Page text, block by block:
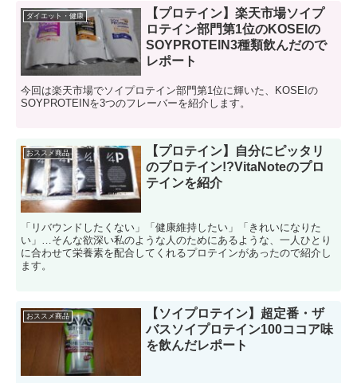
ダイエット・健康
【プロテイン】楽天市場ソイプ
ロテイン部門第1位のKOSEIの
SOYPROTEIN3種類飲んだので
レポート
今回は楽天市場でソイプロテイン部門第1位に輝いた、KOSEIの
SOYPROTEINを3つのフレーバーを紹介します。
おススメ商品
【プロテイン】自分にピッタリ
のプロテイン!?VitaNoteのプロ
テインを紹介
「リバウンドしたくない」「健康維持したい」「きれいになりた
い」…そんな欲深い私のような人のためにあるような、一人ひとり
に合わせて栄養素を配合してくれるプロテインがあったので紹介し
ます。
おススメ商品
【ソイプロテイン】超定番・ザ
バスソイプロテイン100ココア味
を飲んだレポート